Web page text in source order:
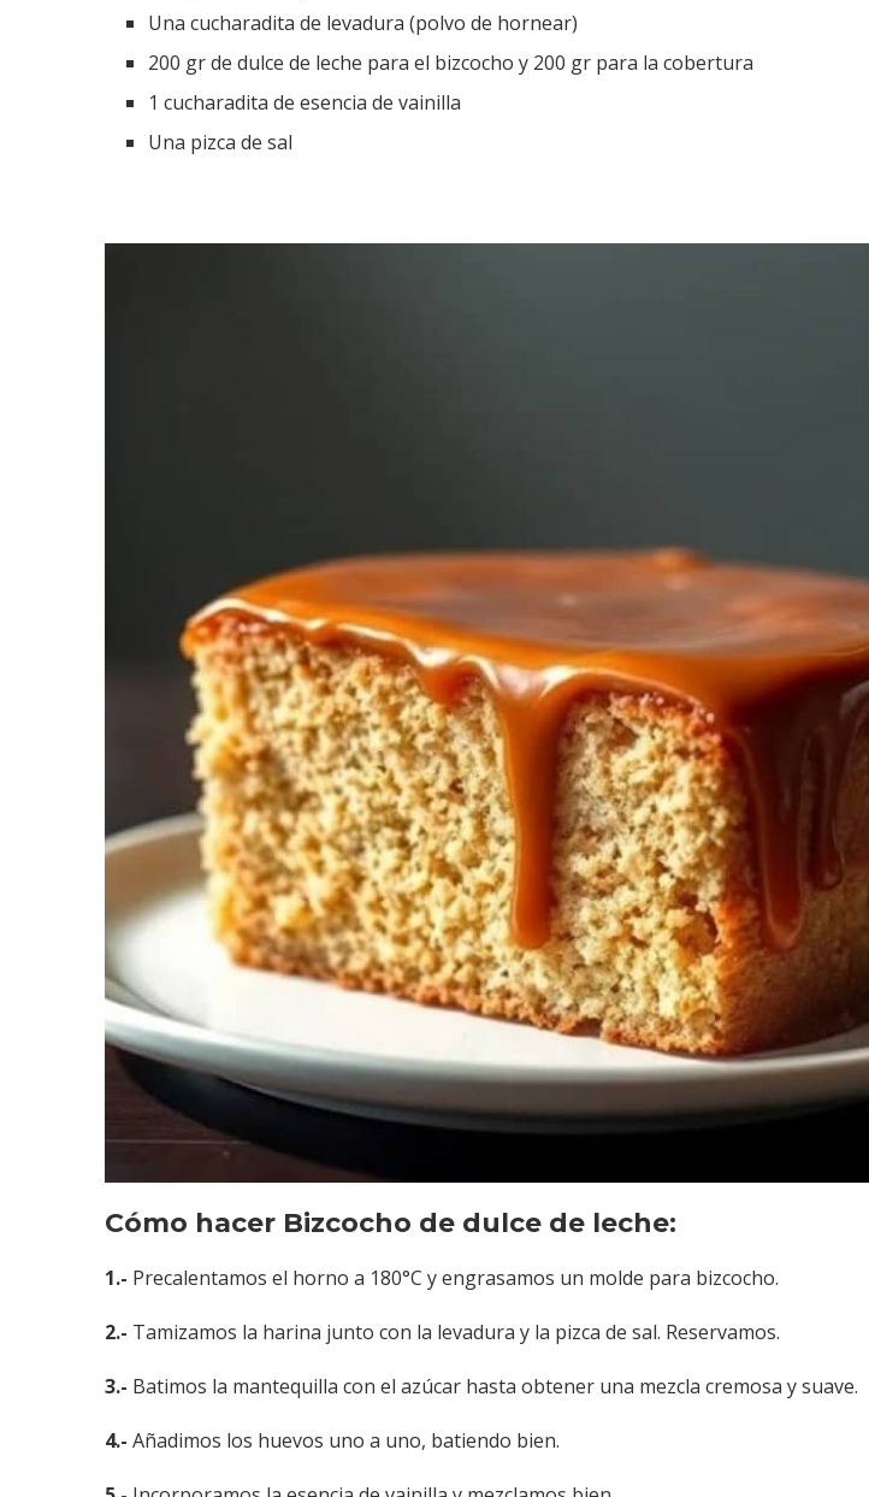
Una cucharadita de levadura (polvo de hornear)
200 gr de dulce de leche para el bizcocho y 200 gr para la cobertura
1 cucharadita de esencia de vainilla
Una pizca de sal
Cómo hacer Bizcocho de dulce de leche:
1.- Precalentamos el horno a 180°C y engrasamos un molde para bizcocho.
2.- Tamizamos la harina junto con la levadura y la pizca de sal. Reservamos.
3.- Batimos la mantequilla con el azúcar hasta obtener una mezcla cremosa y suave.
4.- Añadimos los huevos uno a uno, batiendo bien.